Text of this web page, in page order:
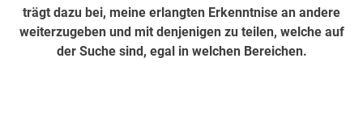
trägt dazu bei, meine erlangten Erkenntnise an andere
weiterzugeben und mit denjenigen zu teilen, welche auf
der Suche sind, egal in welchen Bereichen.